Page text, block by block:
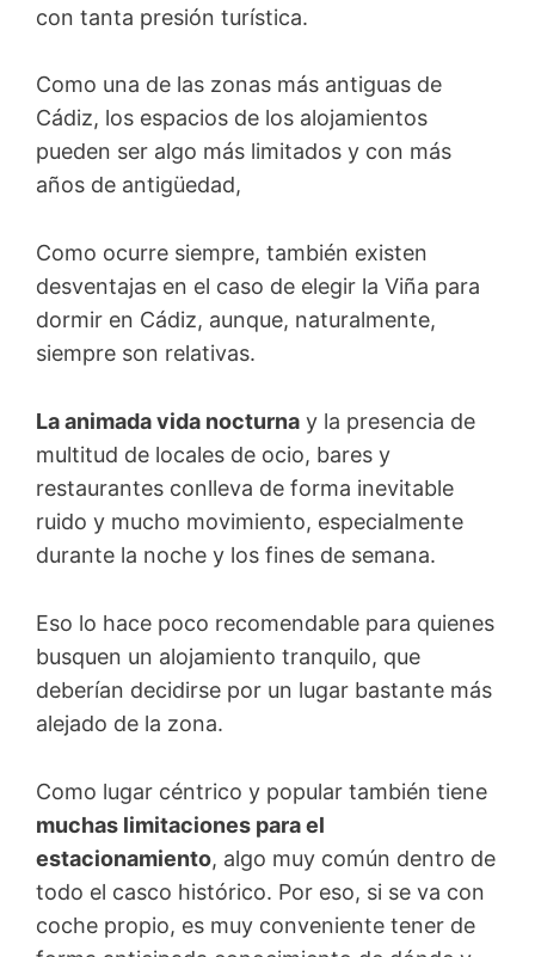
con tanta presión turística.
Como una de las zonas más antiguas de
Cádiz, los espacios de los alojamientos
pueden ser algo más limitados y con más
años de antigüedad,
Como ocurre siempre, también existen
desventajas en el caso de elegir la Viña para
dormir en Cádiz, aunque, naturalmente,
siempre son relativas.
La animada vida nocturna y la presencia de
multitud de locales de ocio, bares y
restaurantes conlleva de forma inevitable
ruido y mucho movimiento, especialmente
durante la noche y los fines de semana.
Eso lo hace poco recomendable para quienes
busquen un alojamiento tranquilo, que
deberían decidirse por un lugar bastante más
alejado de la zona.
Como lugar céntrico y popular también tiene
muchas limitaciones para el
estacionamiento, algo muy común dentro de
todo el casco histórico. Por eso, si se va con
coche propio, es muy conveniente tener de